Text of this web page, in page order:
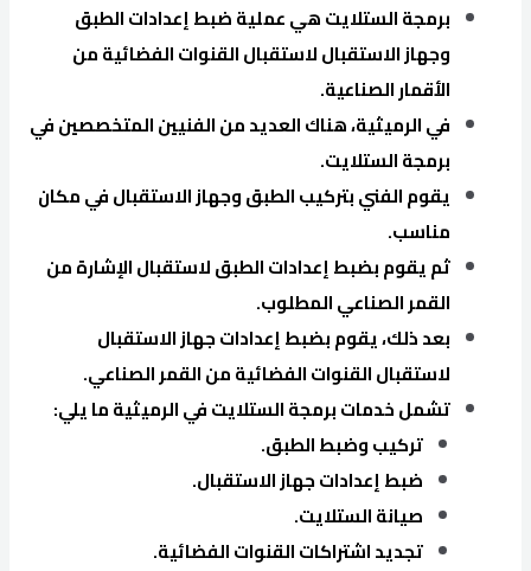
برمجة الستلايت هي عملية ضبط إعدادات الطبق
وجهاز الاستقبال لاستقبال القنوات الفضائية من
الأقمار الصناعية.
في الرميثية، هناك العديد من الفنيين المتخصصين في
برمجة الستلايت.
يقوم الفني بتركيب الطبق وجهاز الاستقبال في مكان
مناسب.
ثم يقوم بضبط إعدادات الطبق لاستقبال الإشارة من
القمر الصناعي المطلوب.
بعد ذلك، يقوم بضبط إعدادات جهاز الاستقبال
لاستقبال القنوات الفضائية من القمر الصناعي.
تشمل خدمات برمجة الستلايت في الرميثية ما يلي:
تركيب وضبط الطبق.
ضبط إعدادات جهاز الاستقبال.
صيانة الستلايت.
تجديد اشتراكات القنوات الفضائية.